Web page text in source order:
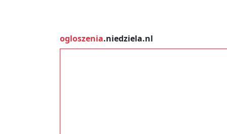
ogloszenia.niedziela.nl